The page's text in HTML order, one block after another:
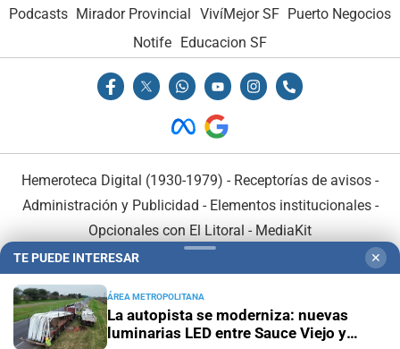
Podcasts Mirador Provincial VivíMejor SF Puerto Negocios
Notife
Educacion SF
Hemeroteca Digital (1930-1979) - Receptorías de avisos -
Administración y Publicidad - Elementos institucionales-
Opcionales con El Litoral - MediaKit
TE PUEDE INTERESAR ✕
ÁREA METROPOLITANA
La autopista se moderniza: nuevas
luminarias LED entre Sauce Viejo y